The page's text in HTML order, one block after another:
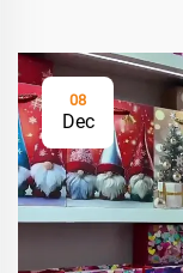
08
Dec